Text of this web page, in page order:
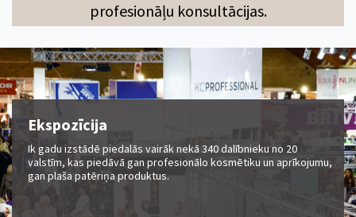
profesionāļu konsultācijas.
Ekspozīcija
Ik gadu izstādē piedalās vairāk nekā 340 dalībnieku no 20
valstīm, kas piedāvā gan profesionālo kosmētiku un aprīkojumu,
gan plaša patēriņa produktus.